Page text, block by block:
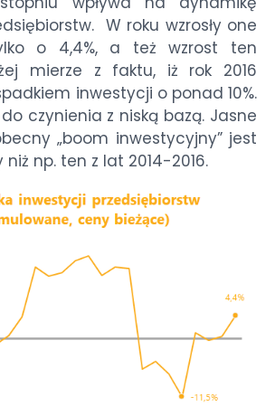
W roku wzrosły one
o 4,4%, a też wzrost ten
mierze z faktu, iż rok 2016
inwestycji o ponad 10%.
czynienia z niską bazą. Jasne
„boom inwestycyjny” jest
niż np. ten z lat 2014-2016.